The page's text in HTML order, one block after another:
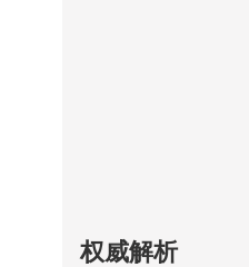
权威解析